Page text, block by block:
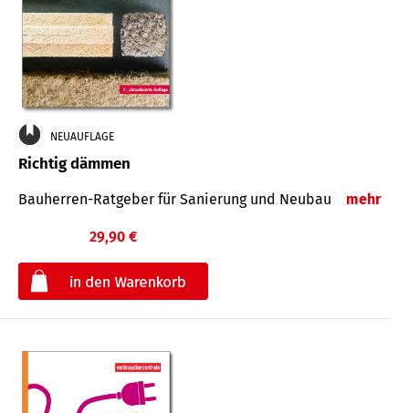
NEUAUFLAGE
Richtig dämmen
Bauherren-Ratgeber für Sanierung und Neubau mehr
29,90 €